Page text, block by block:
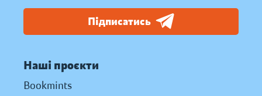
Підписатись
Наші проєкти
Bookmints